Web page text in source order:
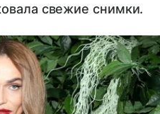
свежие снимки.